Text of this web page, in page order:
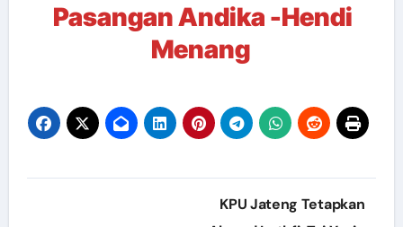
Pasangan Andika -Hendi
Menang
KPU Jateng Tetapkan